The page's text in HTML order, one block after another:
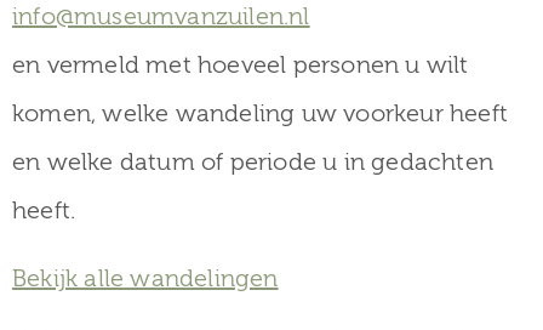
info@museumvanzuilen.nl
en vermeld met hoeveel personen u wilt
komen, welke wandeling uw voorkeur heeft
en welke datum of periode u in gedachten
heeft.
Bekijk alle wandelingen